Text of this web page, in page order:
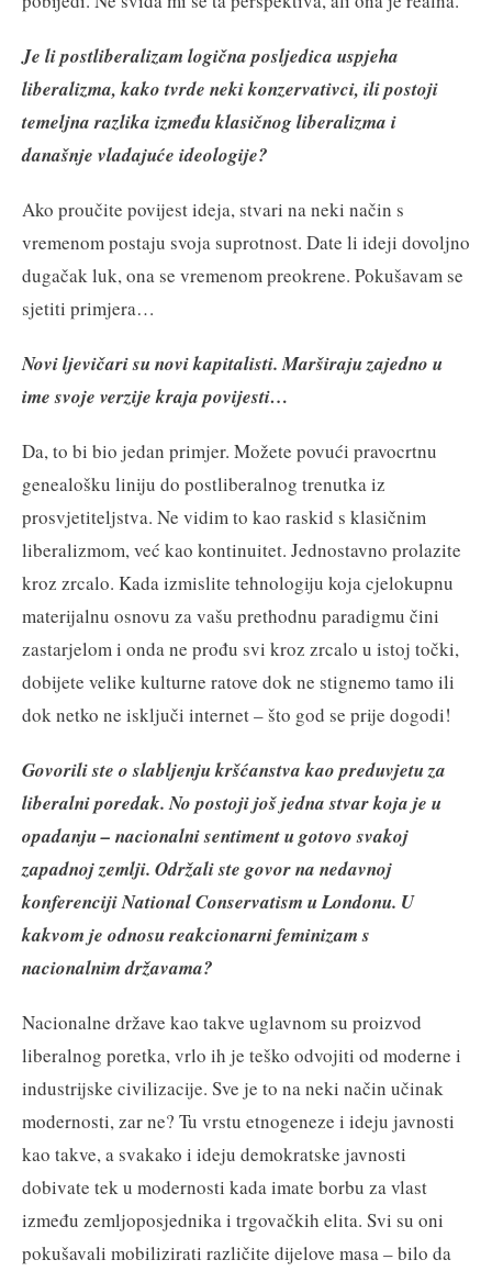
Je li postliberalizam logična posljedica uspjeha
liberalizma, kako tvrde neki konzervativci, ili postoji
temeljna razlika između klasičnog liberalizma i
današnje vladajuće ideologije?
Ako proučite povijest ideja, stvari na neki način s
vremenom postaju svoja suprotnost. Date li ideji dovoljno
dugačak luk, ona se vremenom preokrene. Pokušavam se
sjetiti primjera…
Novi ljevičari su novi kapitalisti. Marširaju zajedno u
ime svoje verzije kraja povijesti…
Da, to bi bio jedan primjer. Možete povući pravocrtnu
genealošku liniju do postliberalnog trenutka iz
prosvjetiteljstva. Ne vidim to kao raskid s klasičnim
liberalizmom, već kao kontinuitet. Jednostavno prolazite
kroz zrcalo. Kada izmislite tehnologiju koja cjelokupnu
materijalnu osnovu za vašu prethodnu paradigmu čini
zastarjelom i onda ne prođu svi kroz zrcalo u istoj točki,
dobijete velike kulturne ratove dok ne stignemo tamo ili
dok netko ne isključi internet – što god se prije dogodi!
Govorili ste o slabljenju kršćanstva kao preduvjetu za
liberalni poredak. No postoji još jedna stvar koja je u
opadanju – nacionalni sentiment u gotovo svakoj
zapadnoj zemlji. Održali ste govor na nedavnoj
konferenciji National Conservatism u Londonu. U
kakvom je odnosu reakcionarni feminizam s
nacionalnim državama?
Nacionalne države kao takve uglavnom su proizvod
liberalnog poretka, vrlo ih je teško odvojiti od moderne i
industrijske civilizacije. Sve je to na neki način učinak
modernosti, zar ne? Tu vrstu etnogeneze i ideju javnosti
kao takve, a svakako i ideju demokratske javnosti
dobivate tek u modernosti kada imate borbu za vlast
između zemljoposjednika i trgovačkih elita. Svi su oni
pokušavali mobilizirati različite dijelove masa – bilo da